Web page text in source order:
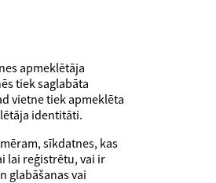
apmeklētāja
tiek saglabāta
vietne tiek apmeklēta
identitāti.
sīkdatnes, kas
lai reģistrētu, vai ir
glabāšanas vai